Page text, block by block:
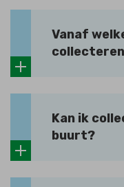
Vanaf
Kan ik
buurt?